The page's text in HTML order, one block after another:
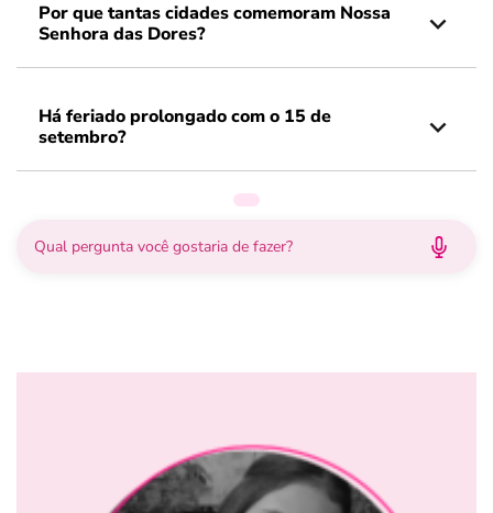
Por que tantas cidades comemoram Nossa
Senhora das Dores?
Há feriado prolongado com o 15 de
setembro?